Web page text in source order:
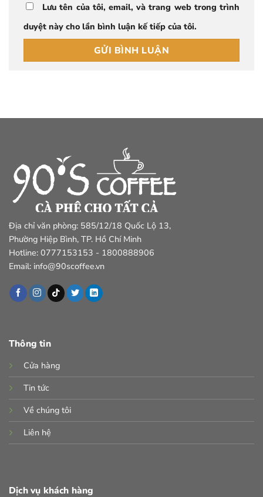
Lưu tên của tôi, email, và trang web trong trình
duyệt này cho lần bình luận kế tiếp của tôi.
Địa chỉ văn phòng: 585/12/18 Quốc Lộ 13,
Phường Hiệp Bình, TP. Hồ Chí Minh
Hotline: 0777153153 - 1800888906
Email: info@90scoffee.vn
Thông tin
Cửa hàng
Tin tức
Về chúng tôi
Liên hệ
Dịch vụ khách hàng